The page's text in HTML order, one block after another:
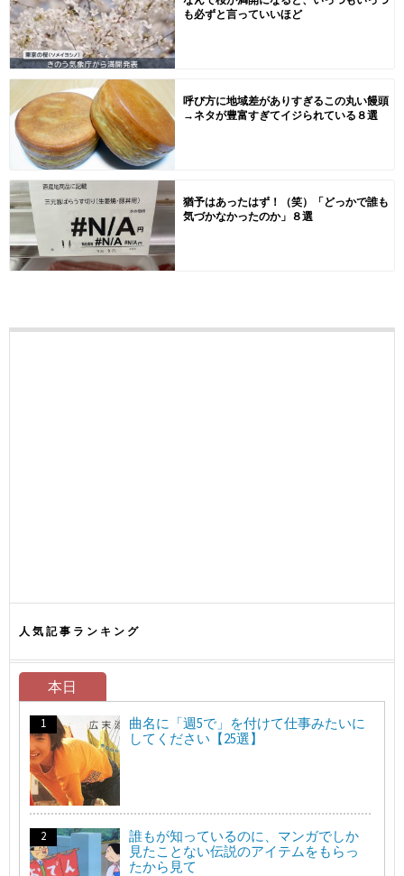
も必ずと言っていいほど
呼び方に地域差がありすぎるこの丸い饅頭
→ネタが豊富すぎてイジられている８選
猶予はあったはず！（笑）「どっかで誰も
気づかなかったのか」８選
人気記事ランキング
本日
曲名に「週5で」を付けて仕事みたいに
してください【25選】
誰もが知っているのに、マンガでしか
見たことない伝説のアイテムをもらっ
たから見て